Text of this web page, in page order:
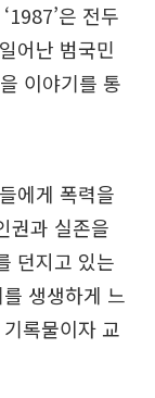
은 전두
어난 범국민
이야기를 통
에게 폭력을
권과 실존을
던지고 있는
생생하게 느
록물이자 교